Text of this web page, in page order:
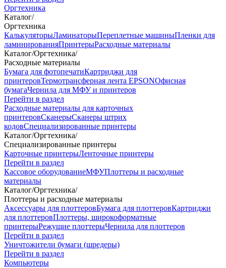
Оргтехника
Каталог/
Оргтехника
КалькуляторыЛаминаторыПереплетные машиныПленки для
ламинированияПринтерыРасходные материалы
Каталог/Оргтехника/
Расходные материалы
Бумага для фотопечатиКартриджи для
принтеровТермотрансферная лента EPSONОфисная
бумагаЧернила для МФУ и принтеров
Перейти в раздел
Расходные материалы для карточных
принтеровСканерыСканеры штрих
кодовСпециализированные принтеры
Каталог/Оргтехника/
Специализированные принтеры
Карточные принтерыЛенточные принтеры
Перейти в раздел
Кассовое оборудованиеМФУПлоттеры и расходные
материалы
Каталог/Оргтехника/
Плоттеры и расходные материалы
Аксессуары для плоттеровБумага для плоттеровКартриджи
для плоттеровПлоттеры, широкоформатные
принтерыРежущие плоттерыЧернила для плоттеров
Перейти в раздел
Уничтожители бумаги (шредеры)
Перейти в раздел
Компьютеры